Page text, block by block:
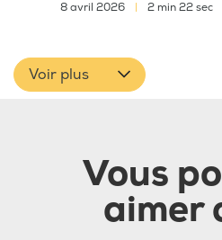
8 avril 2026 2 min 22 sec
Voir plus
Vous
aimer